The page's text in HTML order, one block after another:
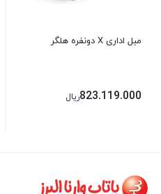
مبل اداری X دونفره هلگر
823.119.000ریال